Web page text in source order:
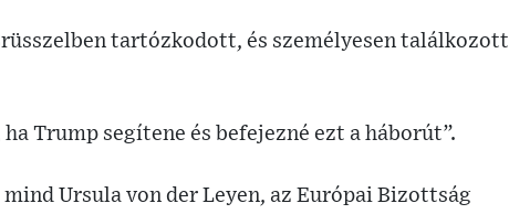
tartózkodott, és személyesen találkozott
Trump segítene és befejezné ezt a háborút”.
Ursula von der Leyen, az Európai Bizottság